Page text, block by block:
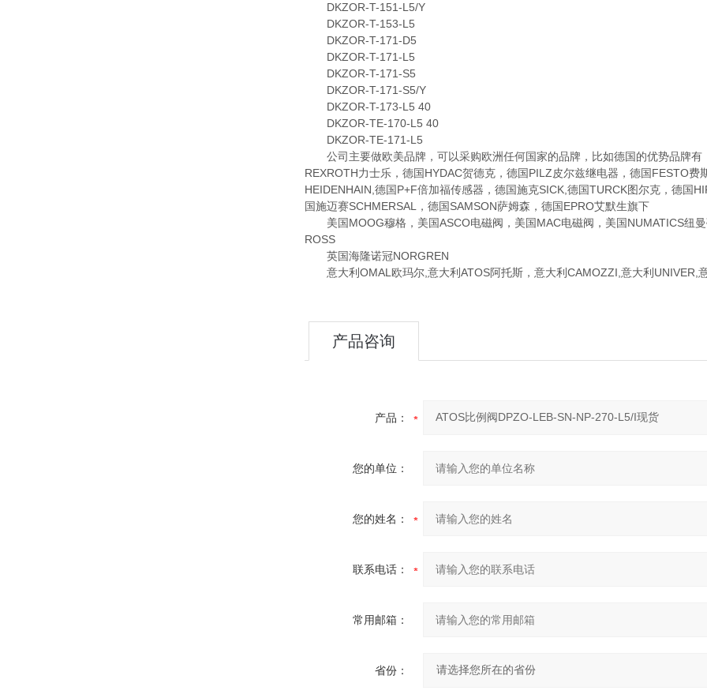
DKZOR-T-151-L5/Y
DKZOR-T-153-L5
DKZOR-T-171-D5
DKZOR-T-171-L5
DKZOR-T-171-S5
DKZOR-T-171-S5/Y
DKZOR-T-173-L5 40
DKZOR-TE-170-L5 40
DKZOR-TE-171-L5
公司主要做欧美品牌，可以采购欧洲任何国家的品牌，比如德国的优势品牌有
REXROTH力士乐，德国HYDAC贺德克，德国PILZ皮尔兹继电器，德国FESTO
HEIDENHAIN,德国P+F倍加福传感器，德国施克SICK,德国TURCK图尔克，德国
国施迈赛SCHMERSAL，德国SAMSON萨姆森，德国EPRO艾默生旗下
美国MOOG穆格，美国ASCO电磁阀，美国MAC电磁阀，美国NUMATICS纽
ROSS
英国海隆诺冠NORGREN
意大利OMAL欧玛尔,意大利ATOS阿托斯，意大利CAMOZZI,意大利UNIVER,
产品咨询
产品：
您的单位：
您的姓名：
联系电话：
常用邮箱：
省份：